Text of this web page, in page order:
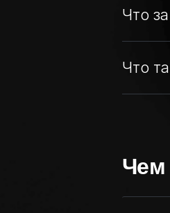
Что
Что
Чем